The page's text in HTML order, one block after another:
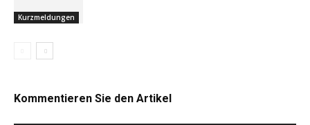
Kurzmeldungen
Kommentieren Sie den Artikel